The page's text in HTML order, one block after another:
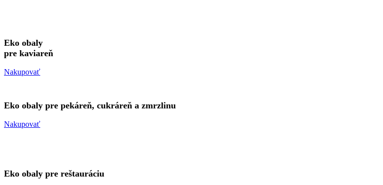
Eko obaly
pre kaviareň
Nakupovať
Eko obaly pre pekáreň, cukráreň a zmrzlinu
Nakupovať
Eko obaly pre reštauráciu